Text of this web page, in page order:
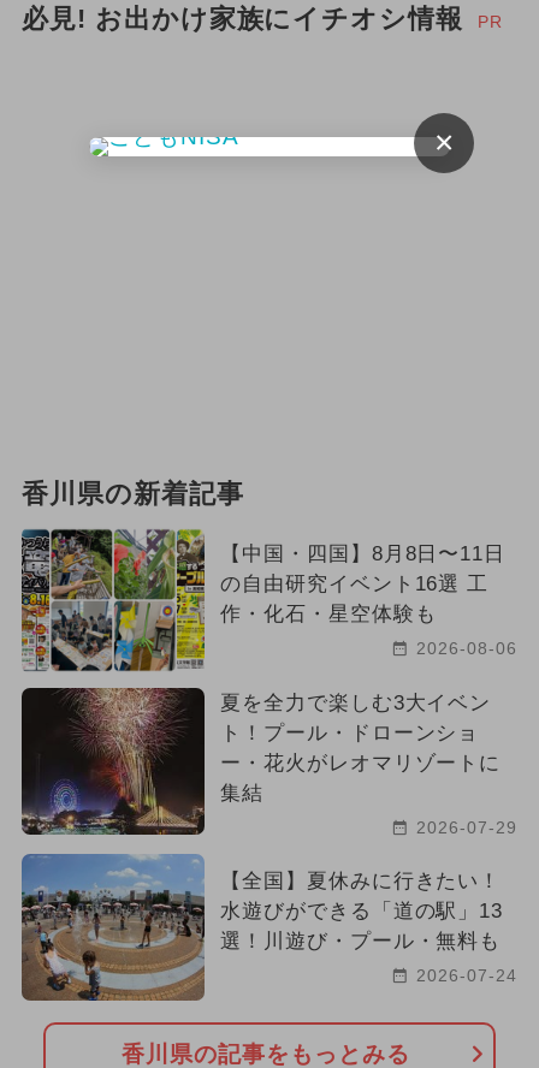
2025年8月のイベント
2025年4月のイベント
イルミネーション
2024年6月のイベント
2025年6月のイベント アート
ハロウィン 2026年4月のイベント
お正月 2026年9月のイベント
アウトドア 2026年2月のイベント
ご当地グルメ・限定メニュー
必見! お出かけ家族にイチオシ情報 PR
香川県の新着記事
【中国・四国】8月8日〜11日
の自由研究イベント16選 工
作・化石・星空体験も
2026-08-06
夏を全力で楽しむ3大イベン
ト！プール・ドローンショ
ー・花火がレオマリゾートに
集結
2026-07-29
【全国】夏休みに行きたい！
水遊びができる「道の駅」13
選！川遊び・プール・無料も
2026-07-24
香川県の記事をもっとみる
×